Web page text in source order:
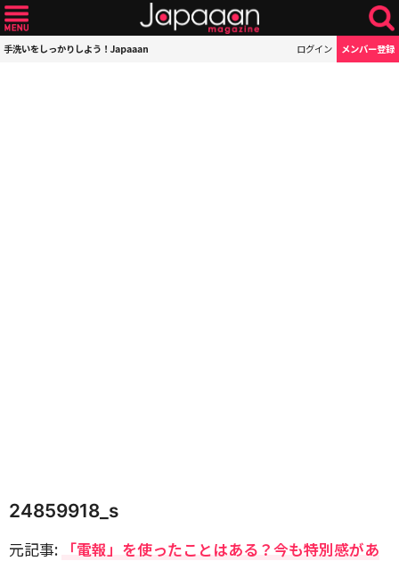
手洗いをしっかりしよう！Japaaan ログイン メンバー登録
24859918_s
元記事: 「電報」を使ったことはある？今も特別感があ